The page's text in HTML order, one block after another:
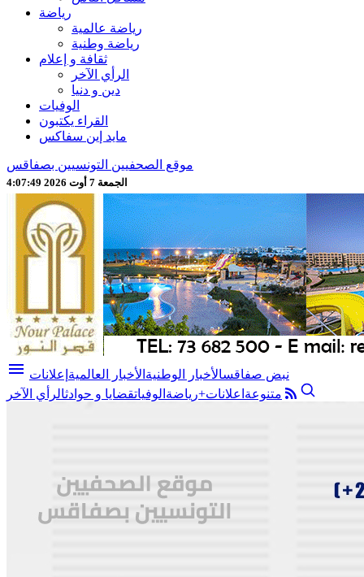
رياضة
رياضة عالمية
رياضة وطنية
ثقافة و إعلام
الرأي الآخر
دين و دنيا
الوفيات
القراء يكتبون
مايد إين سفاكس
موقع الصحفيين التونسيين بصفاقس
الجمعة 7 أوت 2026 4:07:51
menu نبض صفاقسالأخبار الوطنية الأخبار العالمية إعلانات
متنوعة اعلانات+رياضة الوفياتقضايا و حوادثالرأي الآخر